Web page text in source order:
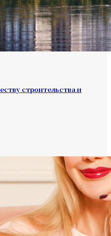
строительства и